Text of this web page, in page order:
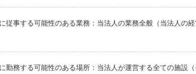
従事する可能性のある業務：当法人の業務全般（当法人の
勤務する可能性のある場所：当法人が運営する全ての施設